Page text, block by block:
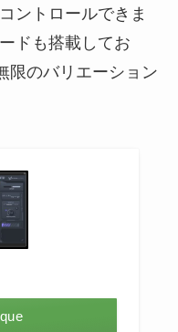
ントロールできま
ドも搭載してお
限のバリエーション